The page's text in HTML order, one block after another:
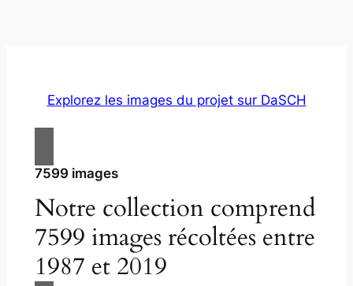
Explorez les images du projet sur DaSCH
7599 images
Notre collection comprend
7599 images récoltées entre
1987 et 2019